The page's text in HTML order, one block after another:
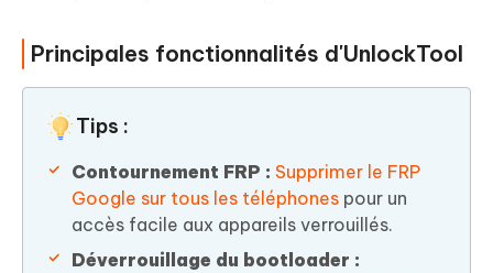
Principales fonctionnalités d'UnlockTool
Tips :
Contournement FRP : Supprimer le FRP
Google sur tous les téléphones pour un
accès facile aux appareils verrouillés.
Déverrouillage du bootloader :